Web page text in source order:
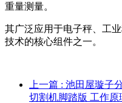
重量测量。
其广泛应用于电子秤、工
技术的核心组件之一。
上一篇 : 池田屋璇子
切割机脚踏版 工作原